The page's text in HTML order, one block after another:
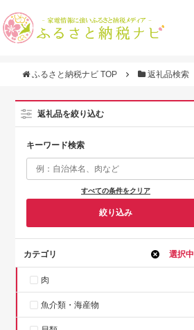
ふるさと納税ナビ TOP 返礼品検索
返礼品を絞り込む
キーワード検索
すべての条件をクリア
絞り込み
カテゴリ 選択中
肉
魚介類・海産物